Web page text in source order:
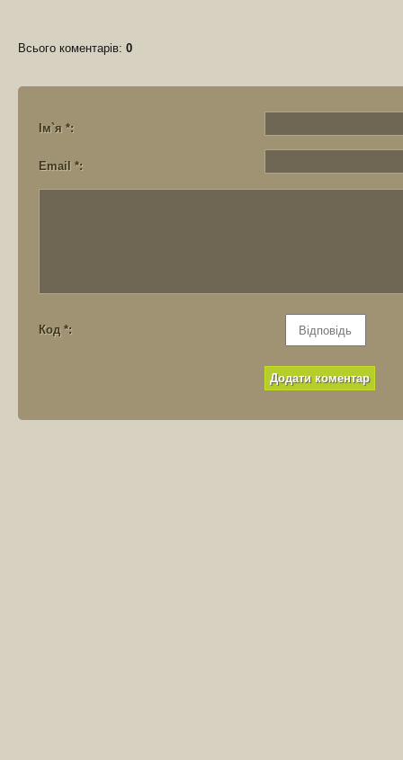
Всього коментарів: 0
Ім`я *:
Email *:
Код *: